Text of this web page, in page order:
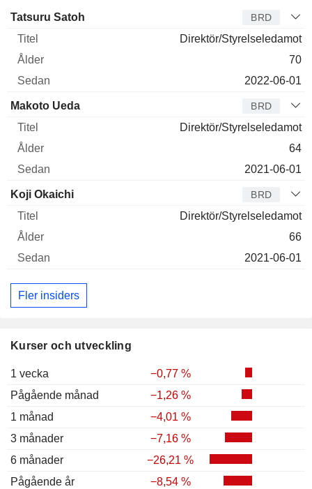
Kurser och utveckling
1 vecka
−0,77 %
Pågående månad
−1,26 %
1 månad
−4,01 %
3 månader
−7,16 %
6 månader
−26,21 %
Pågående år
−8,54 %
Styrelseledamot
Tatsuru Satoh BRD
Direktör/Styrelseledamot
70
2022-06-01
Makoto Ueda BRD
Direktör/Styrelseledamot
64
2021-06-01
Koji Okaichi BRD
Direktör/Styrelseledamot
66
2021-06-01
Fler insiders